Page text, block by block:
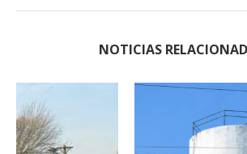
NOTICIAS